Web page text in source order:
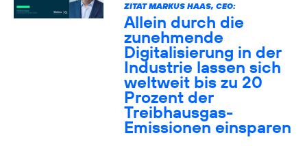
ZITAT MARKUS HAAS, CEO:
Allein durch die
zunehmende
Digitalisierung in der
Industrie lassen sich
weltweit bis zu 20
Prozent der
Treibhausgas-
Emissionen einsparen